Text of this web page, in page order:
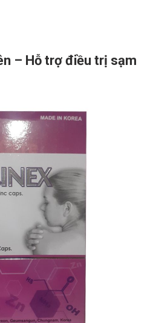
– Hỗ trợ điều trị sạm